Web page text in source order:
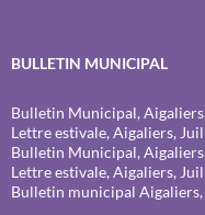
BULLETIN MUNICIPAL
Bulletin Municipal,
Lettre estivale, Aigaliers,
Bulletin Municipal,
Lettre estivale, Aigaliers,
Bulletin municipal